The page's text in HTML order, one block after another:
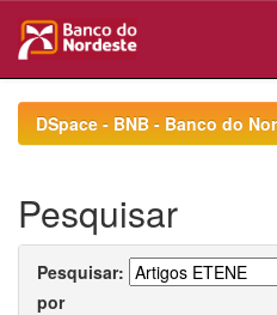
navigationDSpace - BNB - Banco do
Pesquisar
Pesquisar:
por